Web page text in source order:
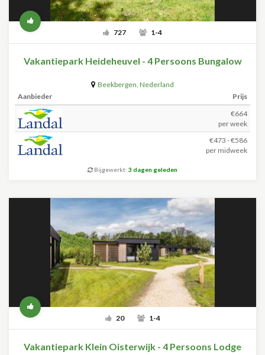
727 1-4
Vakantiepark Heideheuvel - 4 Persoons Bungalow
Beekbergen, Nederland
Aanbieder
Prijs
€664
per week
€473 - €586
per midweek
Bijgewerkt: 3 dagen geleden
20 1-4
Vakantiepark Klein Oisterwijk - 4 Persoons Lodge